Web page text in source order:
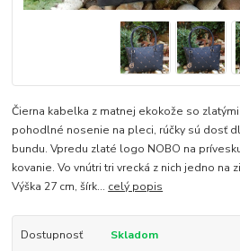
Čierna kabelka z matnej ekokože so
pohodlné nosenie na pleci, rúčky sú dosť
bundu. Vpredu zlaté logo NOBO na
kovanie. Vo vnútri tri vrecká z nich jedno na
Výška 27 cm, šírk... celý popis
Dostupnosť
Skladom